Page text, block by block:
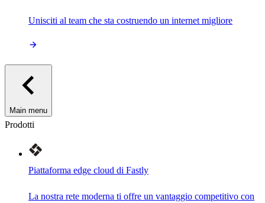
Unisciti al team che sta costruendo un internet migliore
Main menu
Prodotti
Piattaforma edge cloud di Fastly
La nostra rete moderna ti offre un vantaggio competitivo con